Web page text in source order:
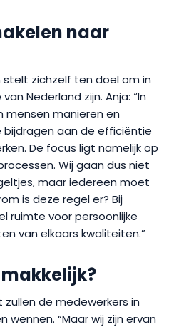
naar
zichzelf ten doel om in
Nederland zijn. Anja: “In
mensen manieren en
aan de efficiëntie
De focus ligt namelijk op
Wij gaan dus niet
maar iedereen moet
is deze regel er? Bij
ruimte voor persoonlijke
van elkaars kwaliteiten.”
zullen de medewerkers in
“Maar wij zijn ervan